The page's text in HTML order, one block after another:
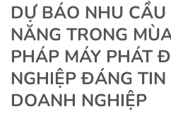
DỰ BÁO NHU
NĂNG TRONG
PHÁP MÁY PHÁT
NGHIỆP ĐÁNG TIN
DOANH NGHIỆP